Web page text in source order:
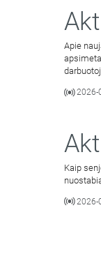
Apie
2026-
Kaip
2026-